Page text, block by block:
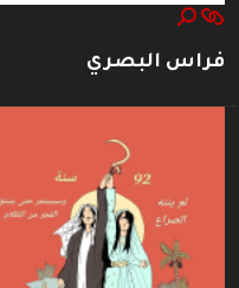
فراس البصري